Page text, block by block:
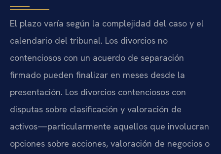
El plazo varía según la complejidad del caso y el
calendario del tribunal. Los divorcios no
contenciosos con un acuerdo de separación
firmado pueden finalizar en meses desde la
presentación. Los divorcios contenciosos con
disputas sobre clasificación y valoración de
activos—particularmente aquellos que involucran
opciones sobre acciones, valoración de negocios o